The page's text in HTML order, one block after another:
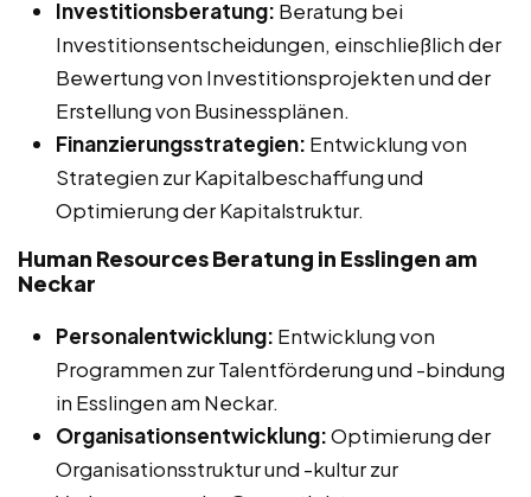
Investitionsberatung: Beratung bei
Investitionsentscheidungen, einschließlich der
Bewertung von Investitionsprojekten und der
Erstellung von Businessplänen.
Finanzierungsstrategien: Entwicklung von
Strategien zur Kapitalbeschaffung und
Optimierung der Kapitalstruktur.
Human Resources Beratung in Esslingen am
Neckar
Personalentwicklung: Entwicklung von
Programmen zur Talentförderung und -bindung
in Esslingen am Neckar.
Organisationsentwicklung:Optimierung der
Organisationsstruktur und -kultur zur